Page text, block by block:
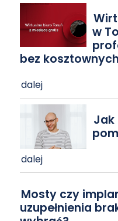
w
bez
dalej
Jak
dalej
Mosty czy
uzupełnienia